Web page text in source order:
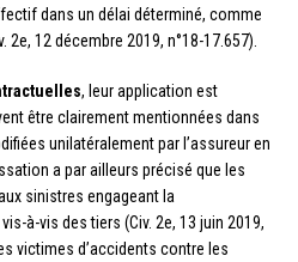
dans un délai déterminé, comme
2e, 12 décembre 2019, n°18-17.657).
, leur application est
être clairement mentionnées dans
unilatéralement par l’assureur en
a par ailleurs précisé que les
sinistres engageant la
à-vis des tiers (Civ. 2e, 13 juin 2019,
victimes d’accidents contre les